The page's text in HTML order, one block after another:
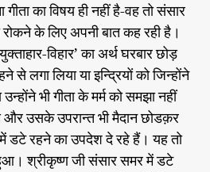
गीता का विषय ही नहीं है-वह तो संसार
के लिए अपनी बात कह रही है।
विहार’ का अर्थ घरबार छोड़
लगा लिया या इन्द्रियों को जिन्होंने
भी गीता के मर्म को समझा नहीं
और उसके उपरान्त भी मैदान छोडक़र
डटे रहने का उपदेश दे रहे हैं। यह तो
श्रीकृष्ण जी संसार समर में डटे